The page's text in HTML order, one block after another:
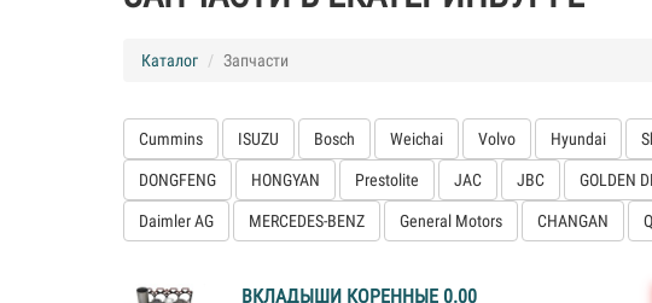
Каталог Запчасти
Cummins ISUZU Bosch Weichai Volvo Hyundai
DONGFENG HONGYAN Prestolite JAC JBC GOLDEN
Daimler AG MERCEDES-BENZ General Motors CHANGAN
ВКЛАДЫШИ КОРЕННЫЕ 0.00